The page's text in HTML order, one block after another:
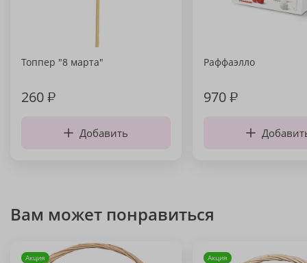
Топпер "8 марта"
260₽
Добавить
Раффаэлло
970₽
Вам может понравиться
Акция Акция